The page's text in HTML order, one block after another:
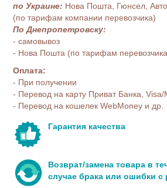
по Украине: Нова Пошта, Гюнсел,
(по тарифам компании перевозчика)
По Днепропетровску:
- самовывоз
- Нова Пошта (по тарифам
Оплата:
- При получении
- Перевод на карту Приват Банка, Visa/
- Перевод на кошелек WebMoney и др.
Гарантия качества
Возврат/замена товара в
случае брака или ошибки с